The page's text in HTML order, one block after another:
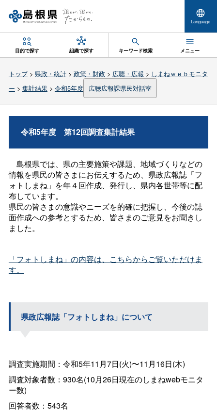
Language
目的で探す 組織で探す キーワード検索 メニュー
トップ> 県政・統計> 政策・財政 > 広聴・広報 > しまねｗｅｂモニタ
ー > 集計結果> 令和5年度 広聴広報課県民対話室
令和5年度 第12回調査集計結果
島根県では、県の主要施策や課題、地域づくりなどの
情報を県民の皆さまにお伝えするため、県政広報誌「フ
ォトしまね」を年４回作成、発行し、県内各世帯等に配
布しています。
県民の皆さまの意識やニーズを的確に把握し、今後の誌
面作成への参考とするため、皆さまのご意見をお聞きし
ました。
「フォトしまね」の内容は、こちらからご覧いただけま
す。
県政広報誌「フォトしまね」について
調査実施期間：令和5年11月7日(火)〜11月16日(木)
調査対象者数：930名(10月26日現在のしまねwebモニタ
ー数)
回答者数：543名